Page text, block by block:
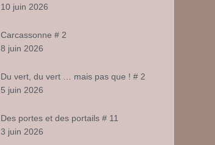
10 juin 2026
Carcassonne # 2
8 juin 2026
Du vert, du vert … mais pas que ! # 2
5 juin 2026
Des portes et des portails # 11
3 juin 2026